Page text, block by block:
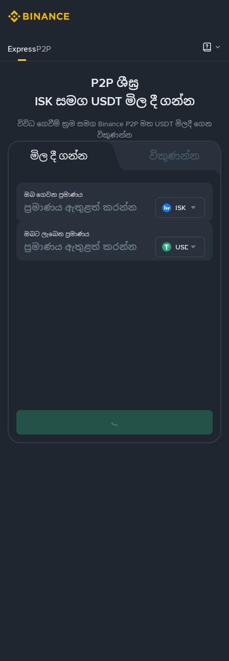
ExpressP2P
P2P ශීඝ්‍ර
ISK සමග USDT මිල දී ගන්න
විවිධ ගෙවීම් ක්‍රම සමග Binance P2P මත USDT මිලදී ගෙන
විකුණන්න
මිල දී ගන්න විකුණන්න
ඔබ ගෙවන ප්‍රමාණය
ISK
ඔබට ලැබෙන ප්‍රමාණය
USDT